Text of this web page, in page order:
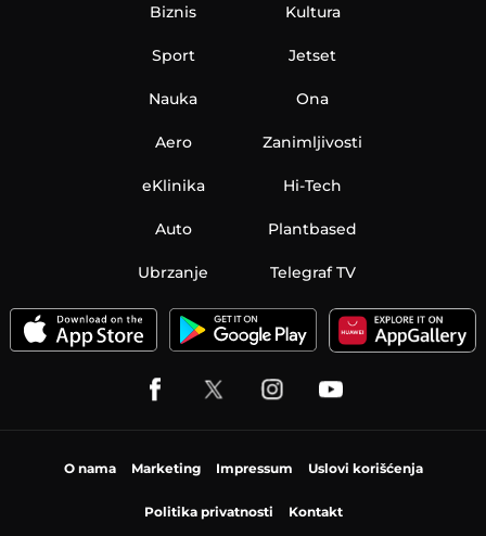
Biznis
Sport
Nauka
Aero
Kultura
Jetset
Ona
Zanimljivosti
eKlinika Hi-Tech
Auto Plantbased
Ubrzanje Telegraf TV
O nama Marketing Impressum Uslovi korišćenja
Politika privatnosti Kontakt